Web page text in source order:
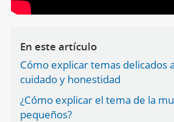
En este artículo
Cómo explicar temas delicados
cuidado y honestidad
¿Cómo explicar el tema de la
pequeños?